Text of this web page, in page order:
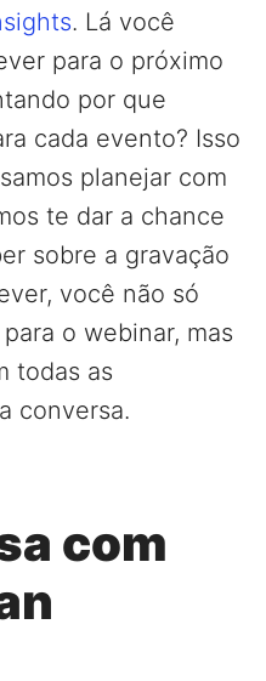
. Lá você
para o próximo
por que
cada evento? Isso
planejar com
te dar a chance
sobre a gravação
você não só
o webinar, mas
todas as
conversa.
com